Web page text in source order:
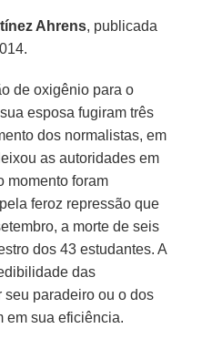
Ahrens, publicada
de oxigênio para o
esposa fugiram três
dos normalistas, em
as autoridades em
momento foram
feroz repressão que
a morte de seis
dos 43 estudantes. A
das
seu paradeiro ou o dos
em sua eficiência.